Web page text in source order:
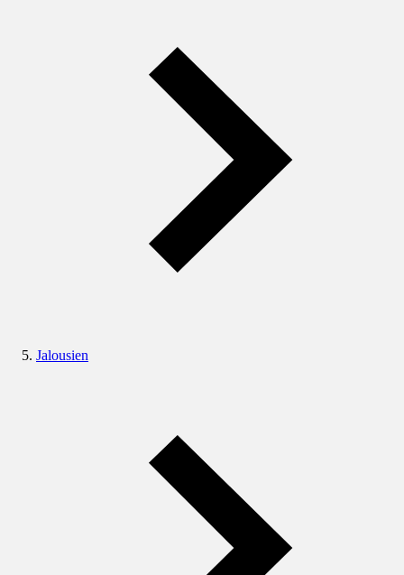
Jalousien